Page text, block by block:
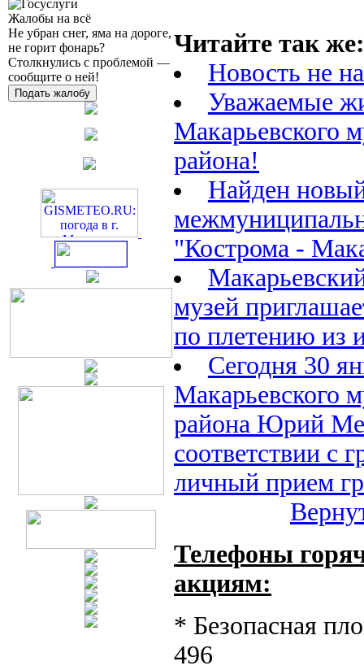
Жалобы на всё
Не убран снег, яма на дороге,
не горит фонарь?
Столкнулись с проблемой —
сообщите о ней!
Подать жалобу
Читайте так же:
Новость не
Уважаемые
Макарьевского
района!
Найден
"Кострома -
музей
по плетению из
Сегодня 30
Макарьевского
района Юрий
соответствии с
личный прием
Телефоны
акциям:
* Безопасная
496